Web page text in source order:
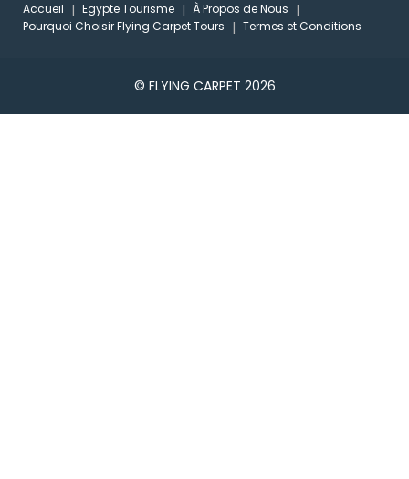
Accueil Egypte Tourisme
À Propos de Nous
Pourquoi Choisir Flying Carpet Tours
Termes et Conditions
© FLYING CARPET 2026